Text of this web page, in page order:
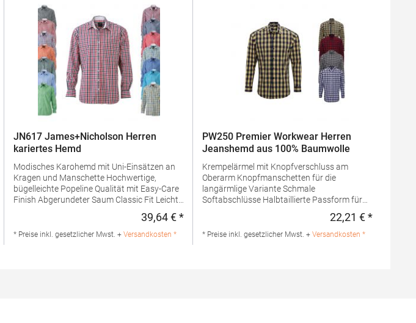
Preis:
JN617 James+Nicholson Herren
kariertes Hemd
Modisches Karohemd mit Uni-Einsätzen an
Kragen und Manschette Hochwertige,
bügelleichte Popeline Qualität mit Easy-Care
Finish Abgerundeter Saum Classic Fit Leicht
g/m²Materialzusammensetzung: 100%
Regulärer Preis:
39,64 € *
* Preise inkl. gesetzlicher Mwst. + Versandkosten *
PW250 Premier Workwear Herren
Jeanshemd aus 100% Baumwolle
Krempelärmel mit Knopfverschluss am
Oberarm Knopfmanschetten für die
langärmlige Variante Schmale
Softabschlüsse Halbtaillierte Passform für
Artikel für Damen: PR350Grammatur: 115
g/m²Materialzusammensetzung: 100%
Regulärer
22,21 € *
* Preise inkl. gesetzlicher Mwst. + Versandkosten *